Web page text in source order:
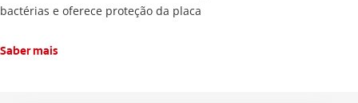
bactérias e oferece proteção da placa
Saber mais